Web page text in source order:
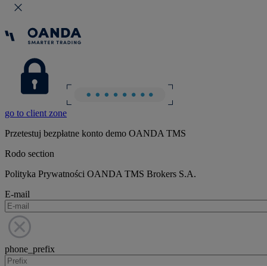
go to client zone
Przetestuj bezpłatne konto demo OANDA TMS
Rodo section
Polityka Prywatności OANDA TMS Brokers S.A.
E-mail
phone_prefix